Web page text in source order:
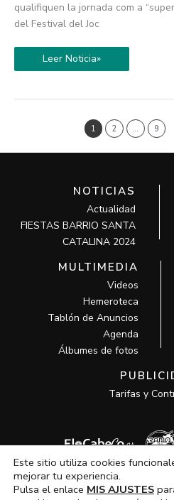
qualifiquen la jornada com a
del Festival del Joc
Leer Noticia»
1 2 … 9
NOTICIAS
Actualidad
FIESTAS BARRIO SANTA
CATALINA 2024
MULTIMEDIA
Videos
Hemeroteca
Tablón de Anuncios
Agenda
Álbumes de fotos
Tarifas y
Este sitio utiliza cookies
mejorar tu experiencia.
Pulsa el enlace MIS AJUSTES